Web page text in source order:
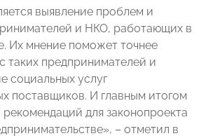
выявление проблем и
и НКО, работающих в
Их мнение поможет точнее
таких предпринимателей и
социальных услуг
поставщиков. И главным итогом
для законопроекта
– отметил в